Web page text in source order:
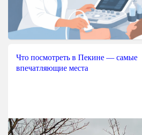
Что посмотреть в Пекине — самые
впечатляющие места